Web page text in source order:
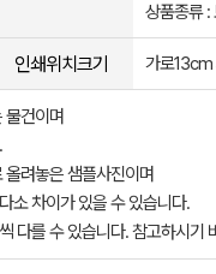
상품종류 :
인쇄위치크기 가로13cm
건이며
려놓은 샘플사진이며
소 차이가 있을 수 있습니다.
다를 수 있습니다. 참고하시기